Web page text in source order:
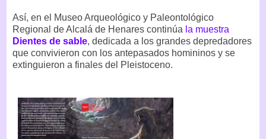
Así, en el Museo Arqueológico y Paleontológico
Regional de Alcalá de Henares continúa la muestra
Dientes de sable, dedicada a los grandes depredadores
que convivieron con los antepasados homininos y se
extinguieron a finales del Pleistoceno.